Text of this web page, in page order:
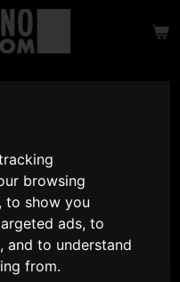
browsing
to show you
ads, to
and to understand
from.
TSBiN TSBiN
Ausverkauf
35,90 €49,90 €